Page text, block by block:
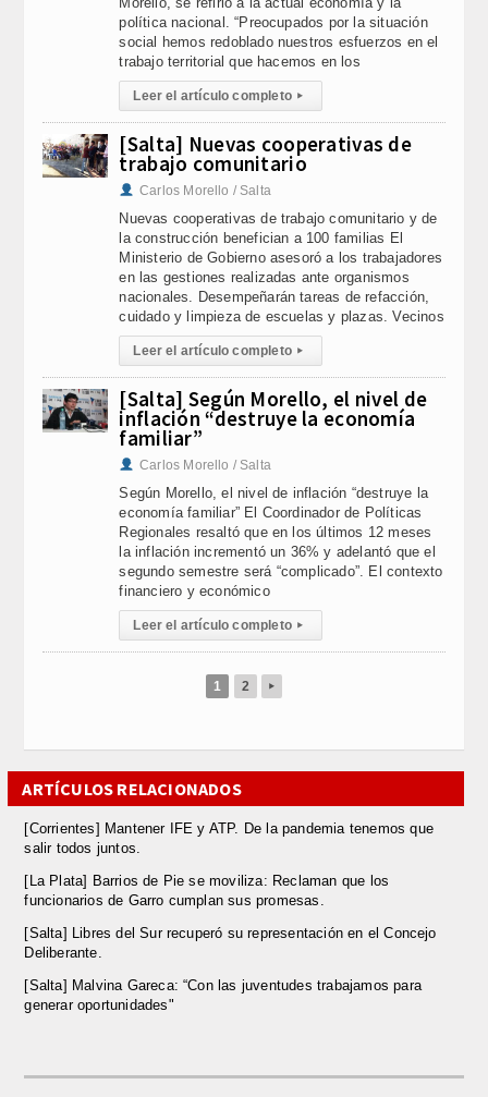
política nacional. “Preocupados por la situación
social hemos redoblado nuestros esfuerzos en el
trabajo territorial que hacemos en los
Leer el artículo completo ▸
[Salta] Nuevas cooperativas de
trabajo comunitario
Carlos Morello / Salta
Nuevas cooperativas de trabajo comunitario y de
la construcción benefician a 100 familias El
Ministerio de Gobierno asesoró a los trabajadores
en las gestiones realizadas ante organismos
nacionales. Desempeñarán tareas de refacción,
cuidado y limpieza de escuelas y plazas. Vecinos
Leer el artículo completo ▸
[Salta] Según Morello, el nivel de
inflación “destruye la economía
familiar”
Carlos Morello / Salta
Según Morello, el nivel de inflación “destruye la
economía familiar” El Coordinador de Políticas
Regionales resaltó que en los últimos 12 meses
la inflación incrementó un 36% y adelantó que el
segundo semestre será “complicado”. El contexto
financiero y económico
Leer el artículo completo ▸
1 2 ▸
ARTÍCULOS RELACIONADOS
[Corrientes] Mantener IFE y ATP. De la pandemia tenemos que
salir todos juntos.
[La Plata] Barrios de Pie se moviliza: Reclaman que los
funcionarios de Garro cumplan sus promesas.
[Salta] Libres del Sur recuperó su representación en el Concejo
Deliberante.
[Salta] Malvina Gareca: “Con las juventudes trabajamos para
generar oportunidades"